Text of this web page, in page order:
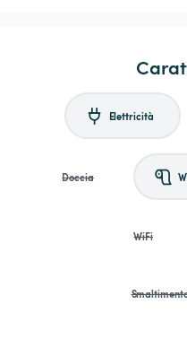
Elettricità
Doccia
WiFi